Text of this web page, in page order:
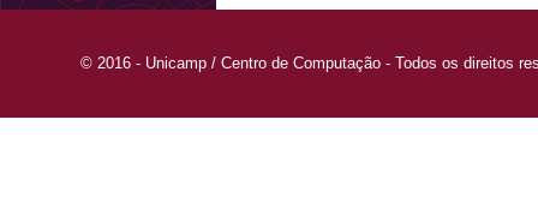
© 2016 - Unicamp / Centro de Computação - Todos os direitos